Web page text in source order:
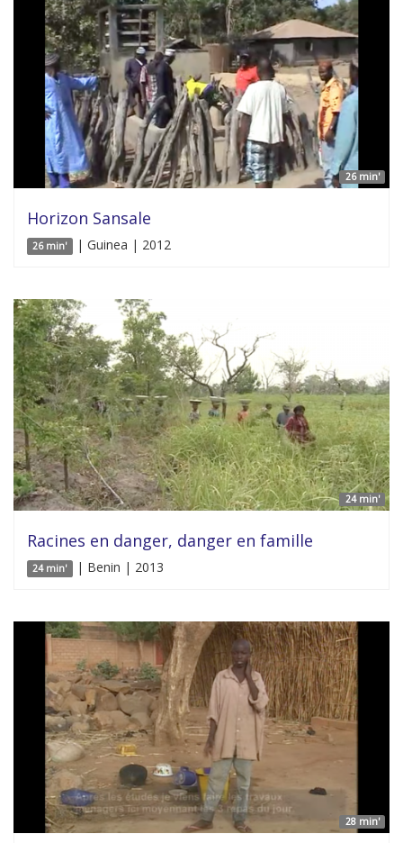
26 min'
Horizon Sansale
26 min' | Guinea | 2012
24 min'
Racines en danger, danger en famille
24 min' | Benin | 2013
28 min'